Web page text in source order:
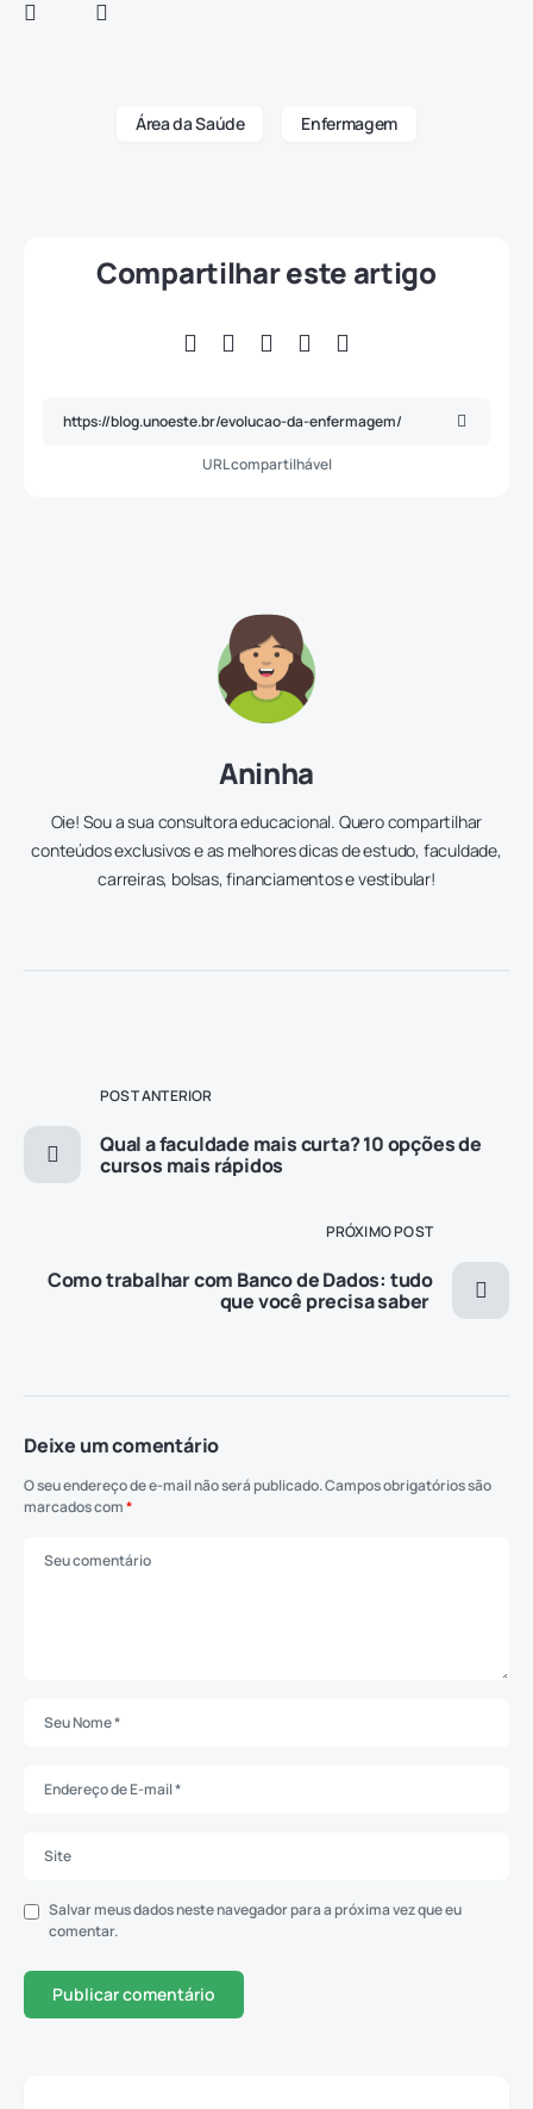
Área da Saúde Enfermagem
Compartilhar este artigo
URL compartilhável
Aninha
Oie! Sou a sua consultora educacional. Quero compartilhar
conteúdos exclusivos e as melhores dicas de estudo, faculdade,
carreiras, bolsas, financiamentos e vestibular!
POST ANTERIOR
Qual a faculdade mais curta? 10 opções de
cursos mais rápidos
PRÓXIMO POST
Como trabalhar com Banco de Dados: tudo
que você precisa saber
Deixe um comentário
O seu endereço de e-mail não será publicado.Campos obrigatórios são
marcados com*
Salvar meus dados neste navegador para a próxima vez que eu
comentar.